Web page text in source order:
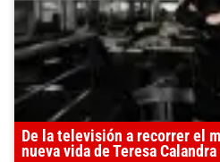
De la televisión a recorrer el
nueva vida de Teresa Calandra